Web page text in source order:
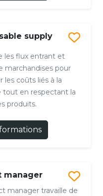
supply
les flux entrant et
marchandises pour
les coûts liés à la
tout en respectant la
produits.
manager
manager travaille de